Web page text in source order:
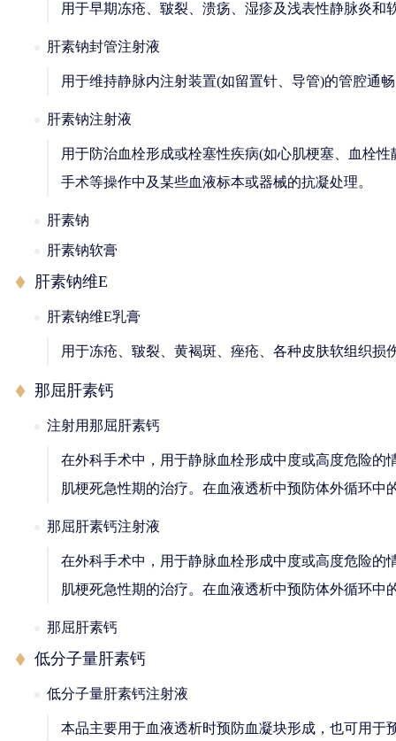
用于早期冻疮、皲裂、溃疡、湿疹及浅表性静脉炎和
肝素钠封管注射液
用于维持静脉内注射装置(如留置针、导管)的管腔通
肝素钠注射液
用于防治血栓形成或栓塞性疾病(如心肌梗塞、血栓
手术等操作中及某些血液标本或器械的抗凝处理。
肝素钠
肝素钠软膏
肝素钠维E
肝素钠维E乳膏
用于冻疮、皲裂、黄褐斑、痤疮、各种皮肤软组织损
那屈肝素钙
注射用那屈肝素钙
在外科手术中，用于静脉血栓形成中度或高度危险
肌梗死急性期的治疗。在血液透析中预防体外循环中
那屈肝素钙注射液
在外科手术中，用于静脉血栓形成中度或高度危险
肌梗死急性期的治疗。在血液透析中预防体外循环中
那屈肝素钙
低分子量肝素钙
低分子量肝素钙注射液
本品主要用于血液透析时预防血凝块形成，也可用于